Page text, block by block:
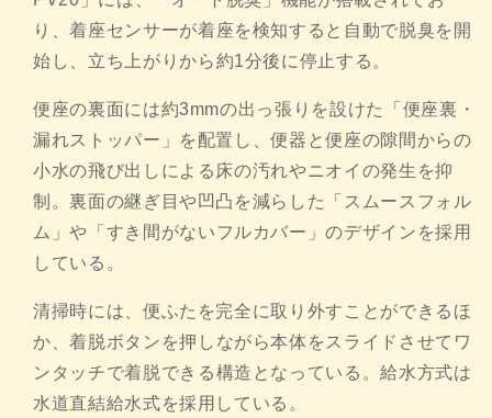
り、着座センサーが着座を検知すると自動で脱臭を開
始し、 立ち上がりから約1分後に停止する。
便座の裏面には約3mmの出っ張りを設けた「便座裏・
漏れストッパー」を配置し、便器と便座の隙間からの
小水の飛び出しによる床の汚れやニオイの発生を抑
制。裏面の継ぎ目や凹凸を減らした「スムースフォル
ム」や「すき間がないフルカバー」のデザインを採用
している。
清掃時には、便ふたを完全に取り外すことができるほ
か、着脱ボタンを押しながら本体をスライドさせてワ
ンタッチで着脱できる構造となっている。給水方式は
水道直結給水式を採用している。